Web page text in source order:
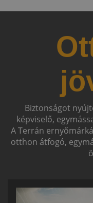
Biztonságot
képviselő,
A Terrán
otthon átfogó,